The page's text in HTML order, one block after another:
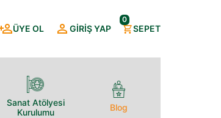
ÜYE OL GIRIŞ YAP SEPET
0
Sanat Atölyesi
Kurulumu
Blog